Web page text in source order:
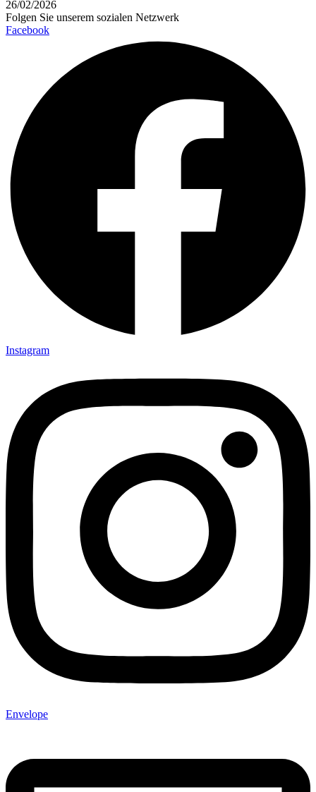
26/02/2026
Folgen Sie unserem sozialen Netzwerk
Facebook
Instagram
Envelope